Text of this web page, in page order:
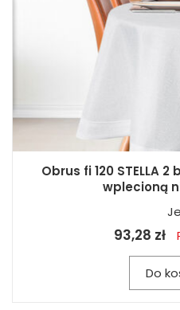
Obrus fi 120 STELLA
wplecioną
93,28 zł
Do